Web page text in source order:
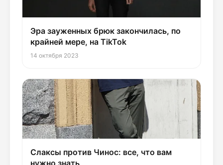
Эра зауженных брюк закончилась, по
крайней мере, на TikTok
14 октября 2023
Слаксы против Чинос: все, что вам
нужно знать